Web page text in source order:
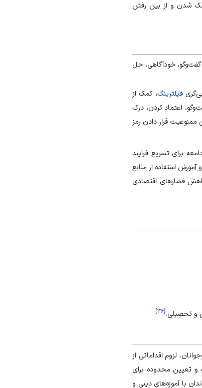
شدن و از بین رفتن
خودآگاهی، حل
فیلترینگ، کمک از
اعتماد کردن، درک
قرار دادن رمز
برای تسریع فرایند
استفاده از منابع
فشارهای اقتصادی
و تحصیلی.[۳۶]
لزوم اقداماتی از
و تعیین محدوده برای
با آموزه‌های دینی و